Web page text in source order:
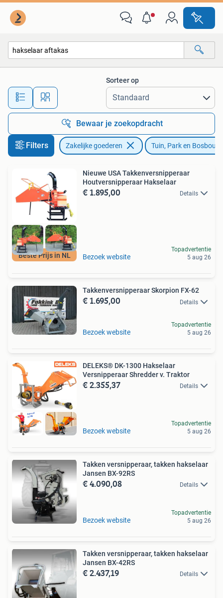
Alle afstanden…
Sorteer op
Bewaar je zoekopdracht
Filters Zakelijke goederen Tuin, Park en Bosbouw
Beste Prijs in NL
Nieuwe USA Takkenversnipperaar
Houtversnipperaar Hakselaar
€ 1.895,00 Details
Bezoek website
Topadvertentie
5 aug 26
Takkenversnipperaar Skorpion FX-62
€ 1.695,00 Details
Bezoek website
Topadvertentie
5 aug 26
DELEKS® DK-1300 Hakselaar
Versnipperaar Shredder v. Traktor
€ 2.355,37 Details
Bezoek website
Topadvertentie
5 aug 26
Takken versnipperaar, takken hakselaar
Jansen BX-92RS
€ 4.090,08 Details
Bezoek website
Topadvertentie
5 aug 26
Takken versnipperaar, takken hakselaar
Jansen BX-42RS
€ 2.437,19 Details